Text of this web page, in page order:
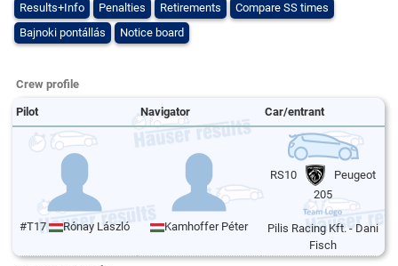
Results+Info
Penalties Retirements
Compare SS times
Bajnoki pontállás
Notice board
Crew profile
Pilot Navigator Car/entrant
#T17 Rónay László Kamhoffer Péter
RS10
Peugeot
205
Pilis Racing Kft. - Dani
Fisch